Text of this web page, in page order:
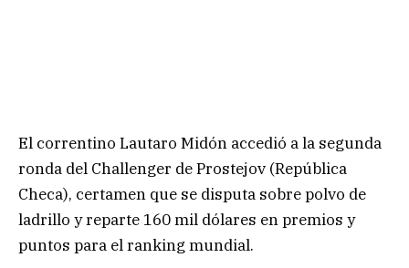
El correntino Lautaro Midón accedió a la segunda
ronda del Challenger de Prostejov (República
Checa), certamen que se disputa sobre polvo de
ladrillo y reparte 160 mil dólares en premios y
puntos para el ranking mundial.